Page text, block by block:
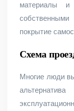
материалы
покрытие
Схема
Многие люди